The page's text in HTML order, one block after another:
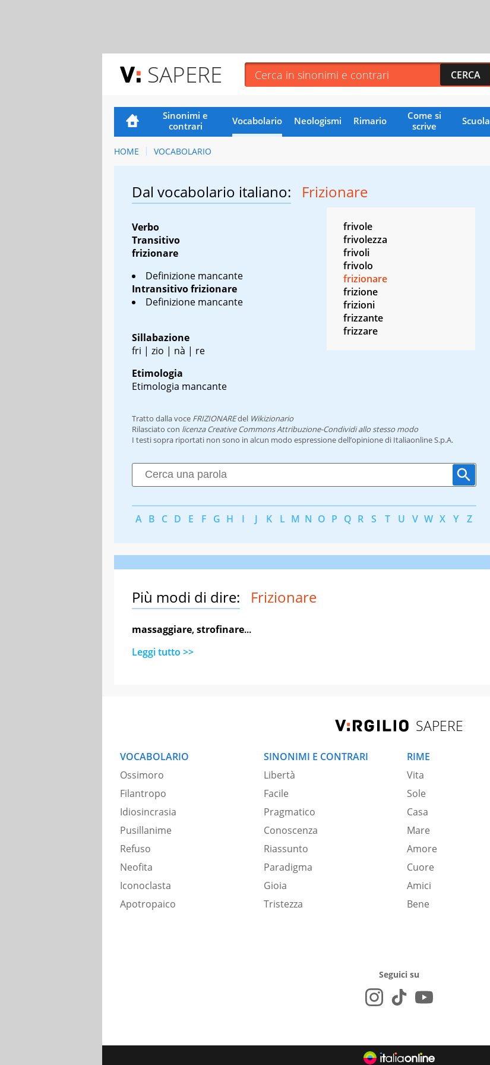
SAPERE
Sinonimi e
contrari
Vocabolario Neologismi Rimario
Come si
scrive
Scuola
HOME VOCABOLARIO
Dal vocabolario italiano: Frizionare
Verbo
Transitivo
frizionare
Definizione mancante
Intransitivofrizionare
Definizione mancante
Sillabazione
fri | zio | nà | re
Etimologia
Etimologia mancante
frivole
frivolezza
frivoli
frivolo
frizionare
frizione
frizioni
frizzante
frizzare
Tratto dalla voce FRIZIONAREdel Wikizionario
Rilasciato con licenza Creative Commons Attribuzione-Condividi allo stesso modo
I testi sopra riportati non sono in alcun modo espressione dell’opinione di Italiaonline S.p.A.
A B C D E F G H I J K L M N O P Q R S T U V W X Y Z
Più modi di dire: Frizionare
massaggiare,strofinare...
Leggi tutto >>
SAPERE
VOCABOLARIO
Ossimoro
Filantropo
Idiosincrasia
Pusillanime
Refuso
Neofita
Iconoclasta
Apotropaico
SINONIMI E CONTRARI
Libertà
Facile
Pragmatico
Conoscenza
Riassunto
Paradigma
Gioia
Tristezza
RIME
Vita
Sole
Casa
Mare
Amore
Cuore
Amici
Bene
Seguici su